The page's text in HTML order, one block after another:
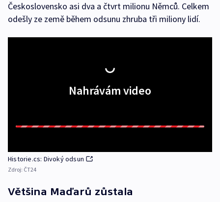
Československo asi dva a čtvrt milionu Němců. Celkem
odešly ze země během odsunu zhruba tři miliony lidí.
Nahrávám video
Historie.cs: Divoký odsun
Zdroj: ČT24
Většina Maďarů zůstala